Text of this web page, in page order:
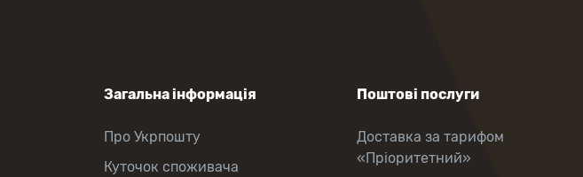
Продаж товарів
Загальна інформація
Про Укрпошту
Куточок споживача
Поштові послуги
Доставка за тарифом
«Пріоритетний»